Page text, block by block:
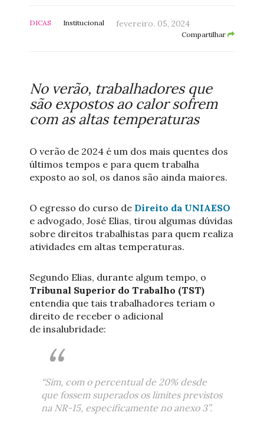
DICAS Institucional fevereiro. 05, 2024
Compartilhar
No verão, trabalhadores que
são expostos ao calor sofrem
com as altas temperaturas
O verão de 2024 é um dos mais quentes dos
últimos tempos e para quem trabalha
exposto ao sol, os danos são ainda maiores.
O egresso do curso de Direito da UNIAESO
e advogado, José Elias, tirou algumas dúvidas
sobre direitos trabalhistas para quem realiza
atividades em altas temperaturas.
Segundo Elias, durante algum tempo, o
Tribunal Superior do Trabalho (TST)
entendia que tais trabalhadores teriam o
direito de receber o adicional
de insalubridade:
“Sim, com o percentual de 20% desde
que fossem superados os limites previstos
na NR-15, especificamente no anexo 3”.